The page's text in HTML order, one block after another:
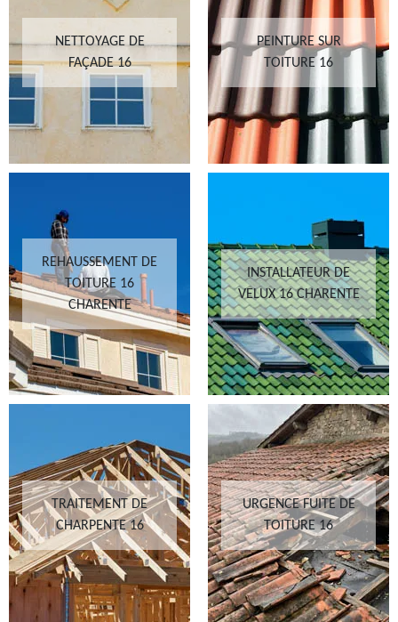
NETTOYAGE DE
FAÇADE 16
PEINTURE SUR
TOITURE 16
REHAUSSEMENT DE
TOITURE 16
CHARENTE
INSTALLATEUR DE
VELUX 16 CHARENTE
TRAITEMENT DE
CHARPENTE 16
URGENCE FUITE DE
TOITURE 16